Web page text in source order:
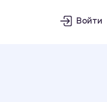
Войти